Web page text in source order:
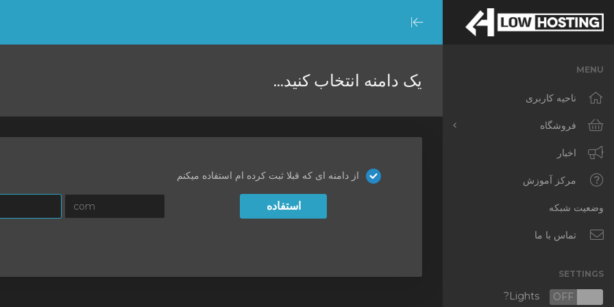
Minimize
Menu
MENU
ناحیه کاربری
فروشگاه
مشاهده همه
RKVMPROTECTED
IKVMPROTECTED
XKVMPROTECTED
Protected Web Hosting
اخبار
مرکز آموزش
وضعیت شبکه
تماس با ما
SETTINGS
OFF
یک دامنه انتخاب کنید...
از دامنه ای که قبلا ثبت کرده ام استفاده میکنم
استفاده